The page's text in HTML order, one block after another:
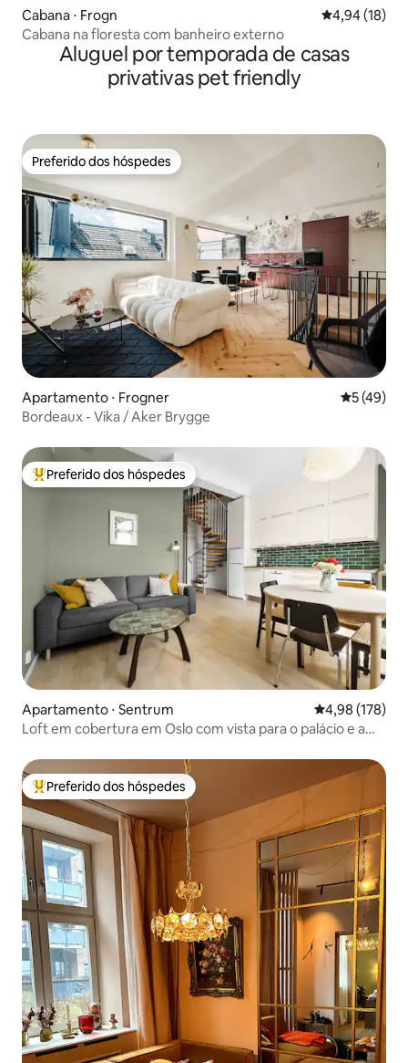
Cabana ⋅ Frogn 4,94 de uma
4,94 (18)
Cabana na floresta com banheiro externo
Aluguel por temporada de casas
privativas pet friendly
Preferido dos hóspedes
Preferido dos hóspedes
Apartamento ⋅ Frogner 5 de uma
5 (49)
Bordeaux - Vika / Aker Brygge
Entre os melhores preferidos dos hóspedes
Preferido dos hóspedes
Apartamento ⋅ Sentrum 4,98 de uma
4,98 (178)
Loft em cobertura em Oslo com vista para o palácio e a
Entre os melhores preferidos dos hóspedes
Preferido dos hóspedes